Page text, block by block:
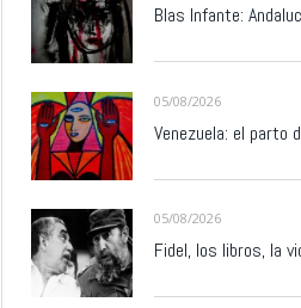
Blas Infante:
05/08/2026
Venezuela: el parto
05/08/2026
Fidel, los libros, la